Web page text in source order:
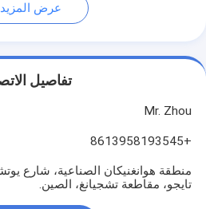
عرض المزيد
تفاصيل
Mr. Zhou
+8613958193545
منطقة هوانغنيكان الصناعية، شارع
تايجو، مقاطعة تشجيانغ، الصين.